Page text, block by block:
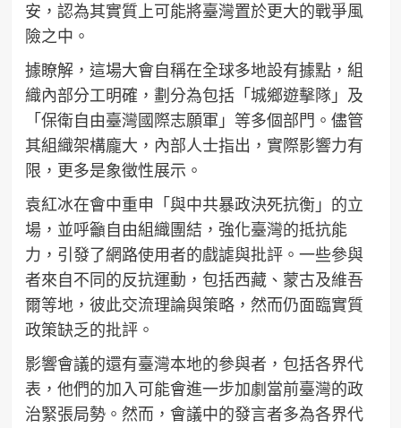
安，認為其實質上可能將臺灣置於更大的戰爭風
險之中。
據瞭解，這場大會自稱在全球多地設有據點，組
織內部分工明確，劃分為包括「城鄉遊擊隊」及
「保衛自由臺灣國際志願軍」等多個部門。儘管
其組織架構龐大，內部人士指出，實際影響力有
限，更多是象徵性展示。
袁紅冰在會中重申「與中共暴政決死抗衡」的立
場，並呼籲自由組織團結，強化臺灣的抵抗能
力，引發了網路使用者的戲謔與批評。一些參與
者來自不同的反抗運動，包括西藏、蒙古及維吾
爾等地，彼此交流理論與策略，然而仍面臨實質
政策缺乏的批評。
影響會議的還有臺灣本地的參與者，包括各界代
表，他們的加入可能會進一步加劇當前臺灣的政
治緊張局勢。然而，會議中的發言者多為各界代